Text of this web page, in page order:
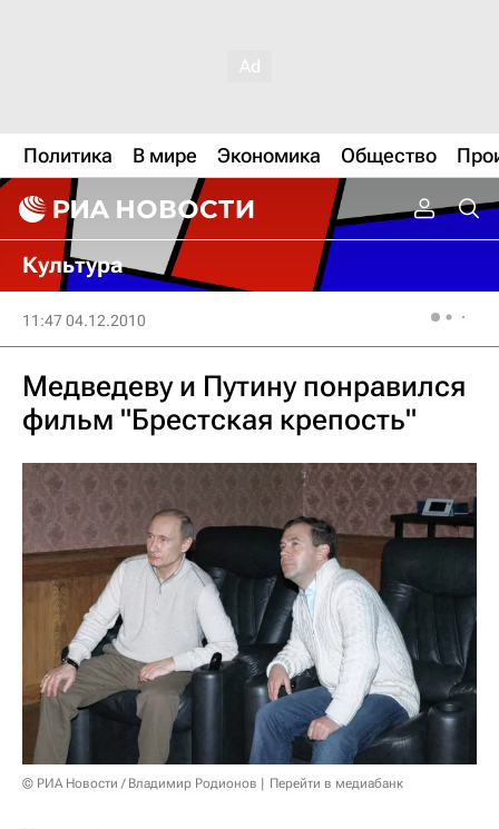
Политика В мире Экономика Общество
Культура
11:47 04.12.2010
Медведеву и Путину понравился
фильм "Брестская крепость"
© РИА Новости / Владимир Родионов Перейти в медиабанк